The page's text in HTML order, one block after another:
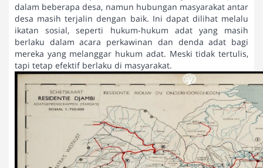
dalam beberapa desa, namun hubungan masyarakat antar
desa masih terjalin dengan baik. Ini dapat dilihat melalu
ikatan sosial, seperti hukum-hukum adat yang masih
berlaku dalam acara perkawinan dan denda adat bagi
mereka yang melanggar hukum adat. Meski tidak tertulis,
tapi tetap efektif berlaku di masyarakat.